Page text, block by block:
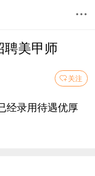
聘美甲师
关注
经录用待遇优厚